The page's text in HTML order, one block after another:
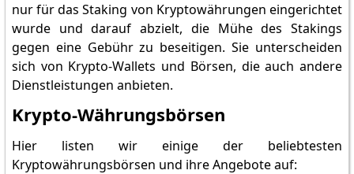
nur für das Staking von Kryptowährungen eingerichtet
wurde und darauf abzielt, die Mühe des Stakings
gegen eine Gebühr zu beseitigen. Sie unterscheiden
sich von Krypto-Wallets und Börsen, die auch andere
Dienstleistungen anbieten.
Krypto-Währungsbörsen
Hier listen wir einige der beliebtesten
Kryptowährungsbörsen und ihre Angebote auf: